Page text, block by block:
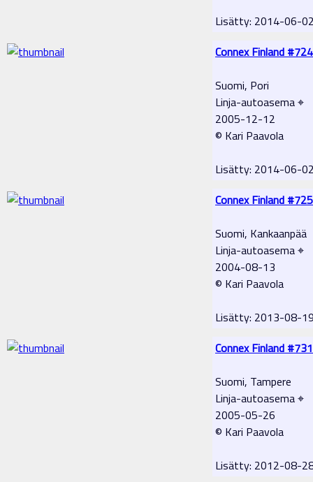
Lisätty: 2014-06-
Connex Finland #724
Suomi, Pori
Linja-autoasema ⌖
2005-12-12
© Kari Paavola
Lisätty: 2014-06-
Connex Finland #725
Suomi, Kankaanpää
Linja-autoasema ⌖
2004-08-13
© Kari Paavola
Lisätty: 2013-08-
Connex Finland #731
Suomi, Tampere
Linja-autoasema ⌖
2005-05-26
© Kari Paavola
Lisätty: 2012-08-